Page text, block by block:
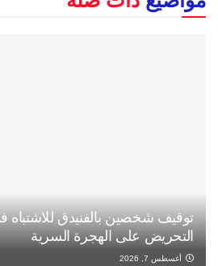
توقيف شخصين بالفنيدق
التحريض على الهجرة السرية
أغسطس 7, 2026